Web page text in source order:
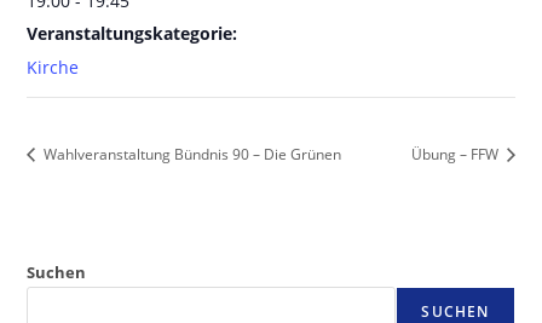
Veranstaltungskategorie:
Kirche
Wahlveranstaltung Bündnis 90 – Die Grünen Übung – FFW
Suchen
SUCHEN